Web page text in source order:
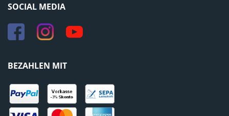
SOCIAL MEDIA
BEZAHLEN MIT